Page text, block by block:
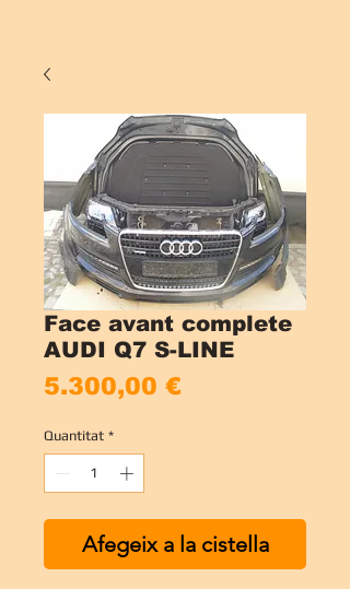
Face avant complete
AUDI Q7 S-LINE
5.300,00 €
Quantitat *
Afegeix a la cistella